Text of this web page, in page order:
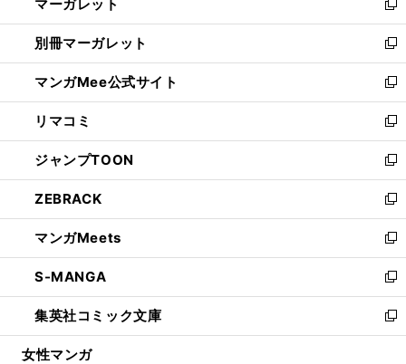
く
で
開
く
ド
ウ
で
開
く
い
ウ
ィ
ン
ド
ウ
で
開
く
マーガレット
新
し
い
ウ
ィ
ン
ド
ウ
で
開
く
別冊マーガレット
新
し
い
ウ
ィ
ン
ド
ウ
で
開
く
マンガMee公式サイト
新
し
い
ウ
ィ
ン
ド
ウ
で
開
く
リマコミ
新
し
い
ウ
ィ
ン
ド
ウ
で
開
く
ジャンプTOON
新
し
い
ウ
ィ
ン
ド
ウ
で
開
ZEBRACK
新
し
い
ウ
ィ
ン
ド
ウ
マンガMeets
新
し
い
ウ
ィ
ン
S-MANGA
新
し
い
ウ
集英社コミック文庫
新
し
女性マンガ